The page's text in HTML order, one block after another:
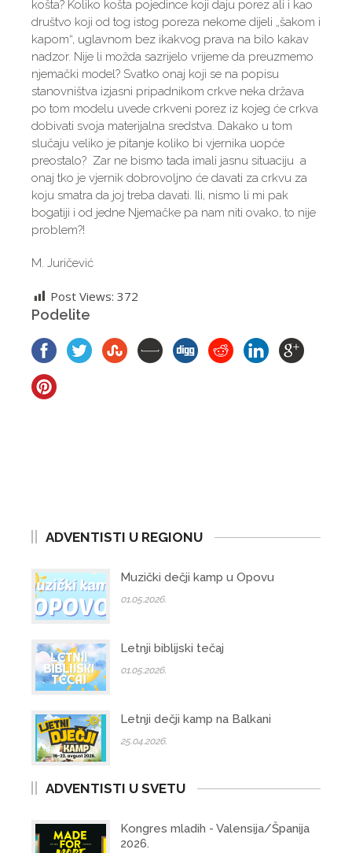
košta? Koliko košta pojedince koji daju porez ali i kao
društvo koji od tog istog poreza nekome dijeli „šakom i
kapom“, uglavnom bez ikakvog prava na bilo kakav
nadzor. Nije li možda sazrijelo vrijeme da preuzmemo
njemački model? Svatko onaj koji se na popisu
stanovništva izjasni pripadnikom crkve neka država
po tom modelu uvede crkveni porez iz kojeg će crkva
dobivati svoja materijalna sredstva. Dakako u tom
slučaju veliko je pitanje koliko bi vjernika uopće
preostalo? Zar ne bismo tada imali jasnu situaciju a
onaj tko je vjernik dobrovoljno će davati za crkvu za
koju smatra da joj treba davati. Ili, nismo li mi pak
bogatiji i od jedne Njemačke pa nam niti ovako, to nije
problem?!
M. Juričević
Post Views: 372
Podelite
ADVENTISTI U REGIONU
Muzički dečji kamp u Opovu
01.05.2026.
Letnji biblijski tečaj
01.05.2026.
Letnji dečji kamp na Balkani
25.04.2026.
ADVENTISTI U SVETU
Kongres mladih - Valensija/Španija
2026.